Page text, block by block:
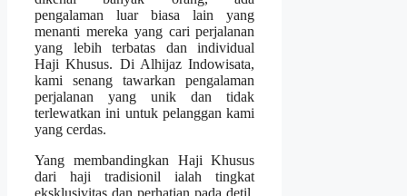
pengalaman luar biasa lain yang
menanti mereka yang cari perjalanan
yang lebih terbatas dan individual
Haji Khusus. Di Alhijaz Indowisata,
kami senang tawarkan pengalaman
perjalanan yang unik dan tidak
terlewatkan ini untuk pelanggan kami
yang cerdas.
Yang membandingkan Haji Khusus
dari haji tradisionil ialah tingkat